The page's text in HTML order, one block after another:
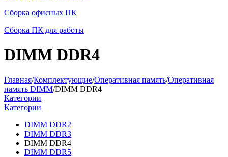
Сборка офисных ПК
Сборка ПК для работы
DIMM DDR4
Главная/Комплектующие/Оперативная память/Оперативная
память DIMM/DIMM DDR4
Категории
Категории
DIMM DDR2
DIMM DDR3
DIMM DDR4
DIMM DDR5